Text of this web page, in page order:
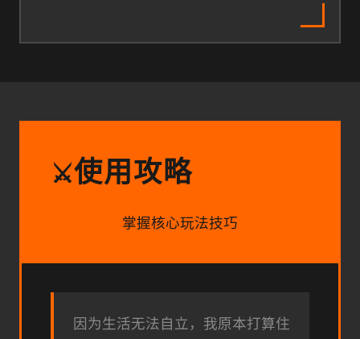
⚔️使用攻略
掌握核心玩法技巧
因为生活无法自立，我原本打算住